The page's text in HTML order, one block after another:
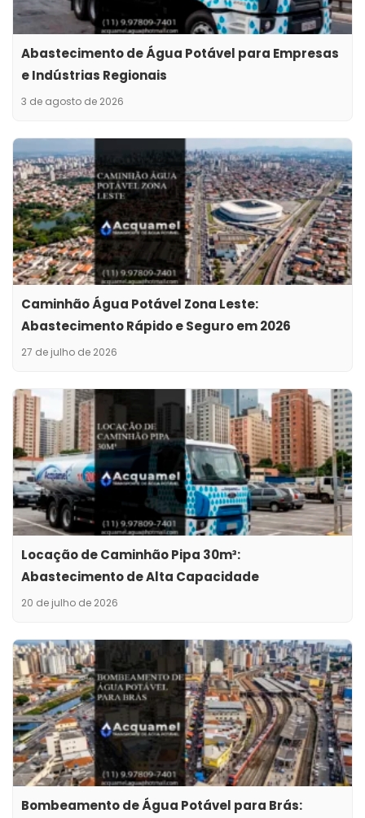
Abastecimento de Água Potável para Empresas
e Indústrias Regionais
3 de agosto de 2026
Caminhão Água Potável Zona Leste:
Abastecimento Rápido e Seguro em 2026
27 de julho de 2026
Locação de Caminhão Pipa 30m³:
Abastecimento de Alta Capacidade
20 de julho de 2026
Bombeamento de Água Potável para Brás: